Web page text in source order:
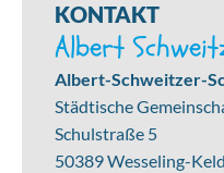
KONTAKT
Albert
Albert-Schweitzer-
Städtische
Schulstraße 5
50389 Wesseling-